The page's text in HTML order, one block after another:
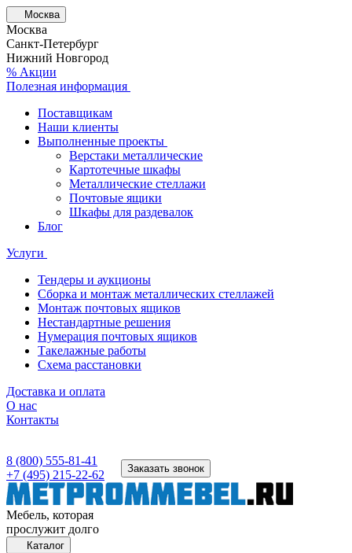
Москва
Москва
Санкт-Петербург
Нижний Новгород
% Акции
Полезная информация
Поставщикам
Наши клиенты
Выполненные проекты
Верстаки металлические
Картотечные шкафы
Металлические стеллажи
Почтовые ящики
Шкафы для раздевалок
Блог
Услуги
Тендеры и аукционы
Сборка и монтаж металлических стеллажей
Монтаж почтовых ящиков
Нестандартные решения
Нумерация почтовых ящиков
Такелажные работы
Схема расстановки
Доставка и оплата
О нас
Контакты
8 (800) 555-81-41
+7 (495) 215-22-62
Заказать звонок
Мебель, которая
прослужит долго
Каталог